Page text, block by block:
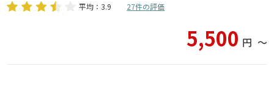
平均：3.9 27件の評価
5,500 円 〜